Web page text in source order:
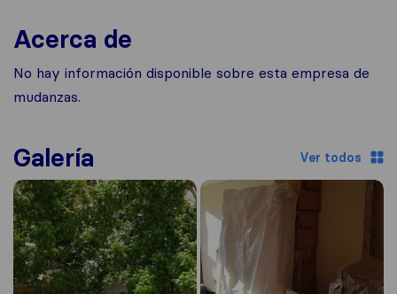
Acerca de
No hay información disponible sobre esta empresa de
mudanzas.
Galería Ver todos